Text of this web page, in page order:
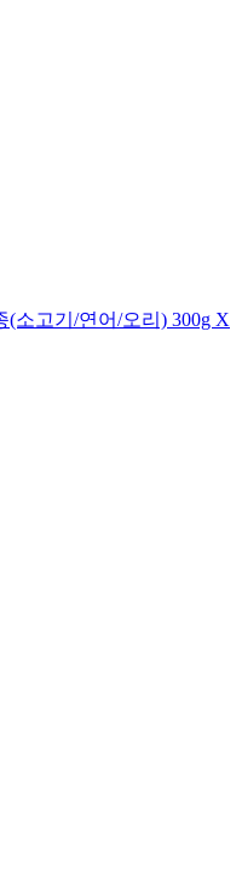
소고기/연어/오리) 300g X